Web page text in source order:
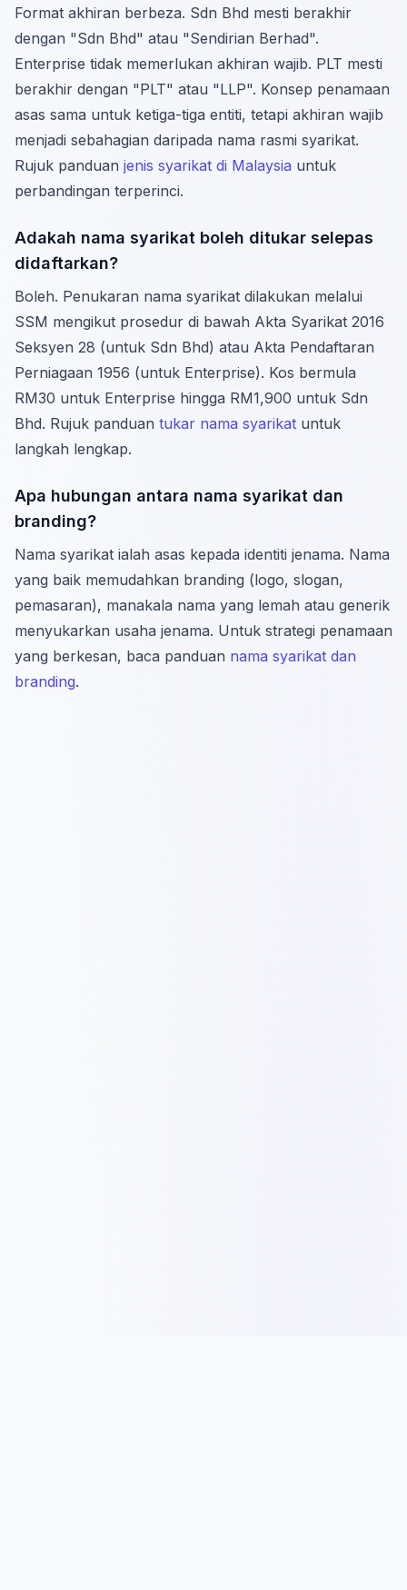
Format akhiran berbeza. Sdn Bhd mesti berakhir
dengan "Sdn Bhd" atau "Sendirian Berhad".
Enterprise tidak memerlukan akhiran wajib. PLT mesti
berakhir dengan "PLT" atau "LLP". Konsep penamaan
asas sama untuk ketiga-tiga entiti, tetapi akhiran wajib
menjadi sebahagian daripada nama rasmi syarikat.
Rujuk panduan jenis syarikat di Malaysia untuk
perbandingan terperinci.
Adakah nama syarikat boleh ditukar selepas
didaftarkan?
Boleh. Penukaran nama syarikat dilakukan melalui
SSM mengikut prosedur di bawah Akta Syarikat 2016
Seksyen 28 (untuk Sdn Bhd) atau Akta Pendaftaran
Perniagaan 1956 (untuk Enterprise). Kos bermula
RM30 untuk Enterprise hingga RM1,900 untuk Sdn
Bhd. Rujuk panduan tukar nama syarikat untuk
langkah lengkap.
Apa hubungan antara nama syarikat dan
branding?
Nama syarikat ialah asas kepada identiti jenama. Nama
yang baik memudahkan branding (logo, slogan,
pemasaran), manakala nama yang lemah atau generik
menyukarkan usaha jenama. Untuk strategi penamaan
yang berkesan, baca panduan nama syarikat dan
branding.